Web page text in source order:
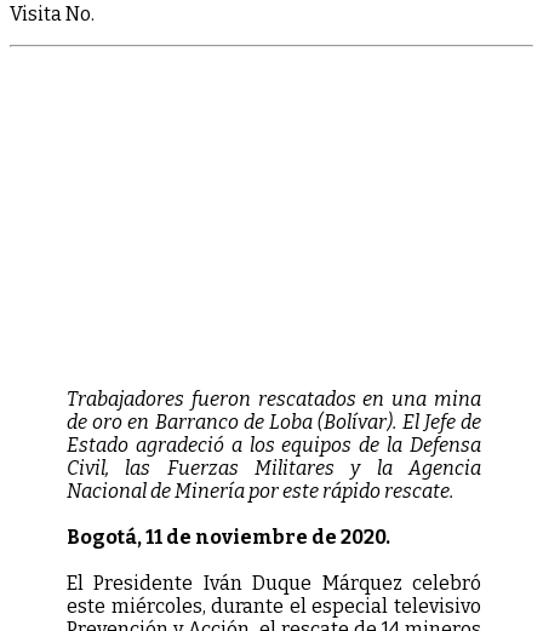
Visita No.
Trabajadores fueron rescatados en una mina
de oro en Barranco de Loba (Bolívar). El Jefe de
Estado agradeció a los equipos de la Defensa
Civil, las Fuerzas Militares y la Agencia
Nacional de Minería por este rápido rescate.
Bogotá, 11 de noviembre de 2020.
El Presidente Iván Duque Márquez celebró
este miércoles, durante el especial televisivo